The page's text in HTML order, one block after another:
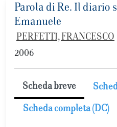
Parola di Re. Il diario
Emanuele
PERFETTI, FRANCESCO
2006
Scheda breve
Scheda completa (DC)